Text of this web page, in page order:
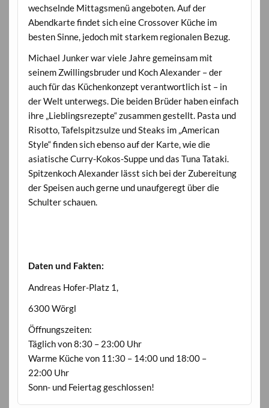
wechselnde Mittagsmenü angeboten. Auf der
Abendkarte findet sich eine Crossover Küche im
besten Sinne, jedoch mit starkem regionalen Bezug.
Michael Junker war viele Jahre gemeinsam mit
seinem Zwillingsbruder und Koch Alexander – der
auch für das Küchenkonzept verantwortlich ist – in
der Welt unterwegs. Die beiden Brüder haben einfach
ihre „Lieblingsrezepte“ zusammen gestellt. Pasta und
Risotto, Tafelspitzsulze und Steaks im „American
Style“ finden sich ebenso auf der Karte, wie die
asiatische Curry-Kokos-Suppe und das Tuna Tataki.
Spitzenkoch Alexander lässt sich bei der Zubereitung
der Speisen auch gerne und unaufgeregt über die
Schulter schauen.
Daten und Fakten:
Andreas Hofer-Platz 1,
6300 Wörgl
Öffnungszeiten:
Täglich von 8:30 – 23:00 Uhr
Warme Küche von 11:30 – 14:00 und 18:00 –
22:00 Uhr
Sonn- und Feiertag geschlossen!